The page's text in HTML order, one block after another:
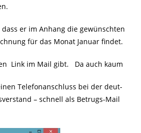
er im Anhang die gewünschten
für das Monat Januar findet.
Link im Mail gibt. Da auch kaum
Telefonanschluss bei der deut-
– schnell als Betrugs-Mail